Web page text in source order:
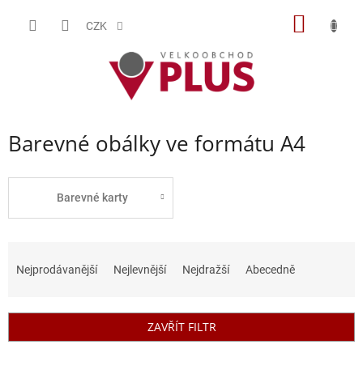
CZK
Barevné obálky ve formátu A4
Barevné karty
n
í
Nejprodávanější Nejlevnější Nejdražší Abecedně
ZAVŘÍT FILTR